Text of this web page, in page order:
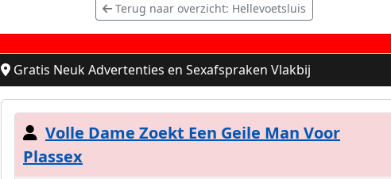
Terug naar overzicht: Hellevoetsluis
Gratis Neuk Advertenties en Sexafspraken Vlakbij
Volle Dame Zoekt Een Geile Man Voor
Plassex